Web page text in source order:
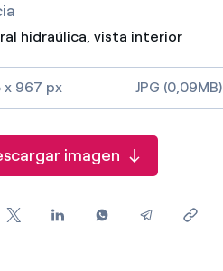
hidraúlica, vista interior
x 967 px JPG (0,09MB)
imagen